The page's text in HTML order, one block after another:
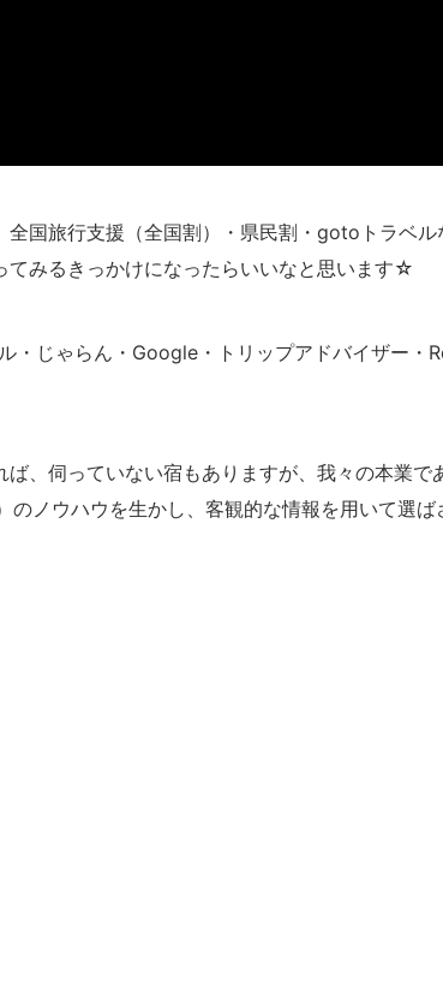
国旅行支援（全国割）・県民割・gotoトラベル
てみるきっかけになったらいいなと思います☆
・じゃらん・Google・トリップアドバイザー・
、伺っていない宿もありますが、我々の本業で
ノウハウを生かし、客観的な情報を用いて選ば